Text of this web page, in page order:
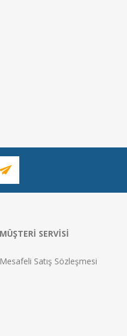
MÜŞTERI SERVISI
Mesafeli Satış Sözleşmesi